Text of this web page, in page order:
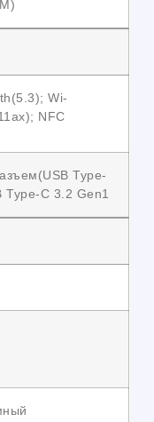
Wi-
NFC
Type-
Type-C 3.2 Gen1